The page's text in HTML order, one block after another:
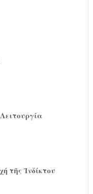
τῆς Ἰνδίκτου